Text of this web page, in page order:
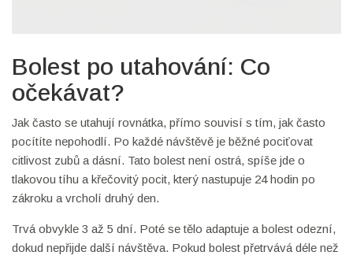
Bolest po utahování: Co
očekávat?
Jak často se utahují rovnátka, přímo souvisí s tím, jak často
pocítíte nepohodlí. Po každé návštěvě je běžné pociťovat
citlivost zubů a dásní. Tato bolest není ostrá, spíše jde o
tlakovou tíhu a křečovitý pocit, který nastupuje 24 hodin po
zákroku a vrcholí druhý den.
Trvá obvykle 3 až 5 dní. Poté se tělo adaptuje a bolest odezní,
dokud nepřijde další návštěva. Pokud bolest přetrvává déle než